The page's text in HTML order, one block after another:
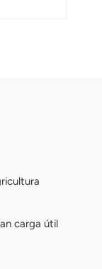
carga útil